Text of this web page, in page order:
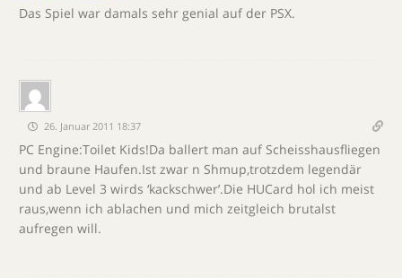
Das Spiel war damals sehr genial auf der PSX.
26. Januar 2011 18:37
PC Engine:Toilet Kids!Da ballert man auf Scheisshausfliegen
und braune Haufen.Ist zwar n Shmup,trotzdem legendär
und ab Level 3 wirds ‘kackschwer’.Die HUCard hol ich meist
raus,wenn ich ablachen und mich zeitgleich brutalst
aufregen will.